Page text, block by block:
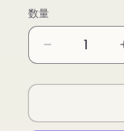
格
数
量
数量
PRESTIGE
2.0
DRY
by